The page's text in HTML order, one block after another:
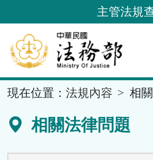
到
要
內
容
區
主管法規
現在位置： 法規內容 相
相關法律問題